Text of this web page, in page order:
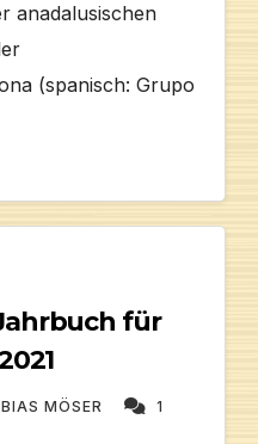
anadalusischen
(spanisch: Grupo
für
MÖSER 1